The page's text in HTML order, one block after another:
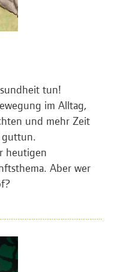
tun!
im Alltag,
und mehr Zeit
guttun.
heutigen
Aber wer